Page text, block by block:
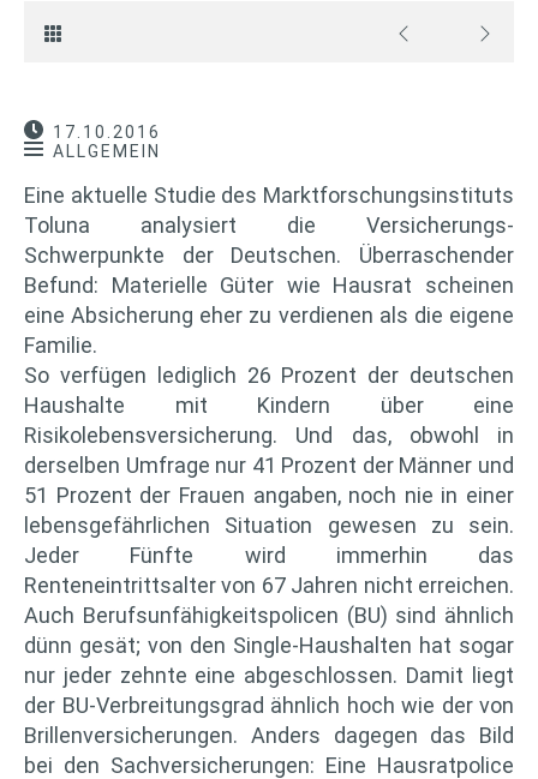
17.10.2016
ALLGEMEIN
Eine aktuelle Studie des Marktforschungsinstituts
Toluna analysiert die Versicherungs-
Schwerpunkte der Deutschen. Überraschender
Befund: Materielle Güter wie Hausrat scheinen
eine Absicherung eher zu verdienen als die eigene
Familie.
So verfügen lediglich 26 Prozent der deutschen
Haushalte mit Kindern über eine
Risikolebensversicherung. Und das, obwohl in
derselben Umfrage nur 41 Prozent der Männer und
51 Prozent der Frauen angaben, noch nie in einer
lebensgefährlichen Situation gewesen zu sein.
Jeder Fünfte wird immerhin das
Renteneintrittsalter von 67 Jahren nicht erreichen.
Auch Berufsunfähigkeitspolicen (BU) sind ähnlich
dünn gesät; von den Single-Haushalten hat sogar
nur jeder zehnte eine abgeschlossen. Damit liegt
der BU-Verbreitungsgrad ähnlich hoch wie der von
Brillenversicherungen. Anders dagegen das Bild
bei den Sachversicherungen: Eine Hausratpolice